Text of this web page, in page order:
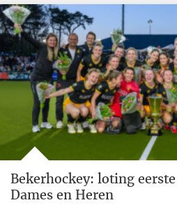
Bekerhockey: loting
Dames en Heren